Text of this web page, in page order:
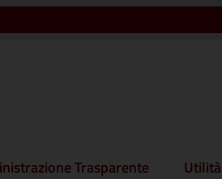
Trasparente Utilità